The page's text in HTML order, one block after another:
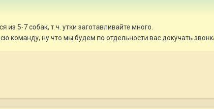
из 5-7 собак, т.ч. утки заготавливайте много.
команду, ну что мы будем по отдельности вас докучать